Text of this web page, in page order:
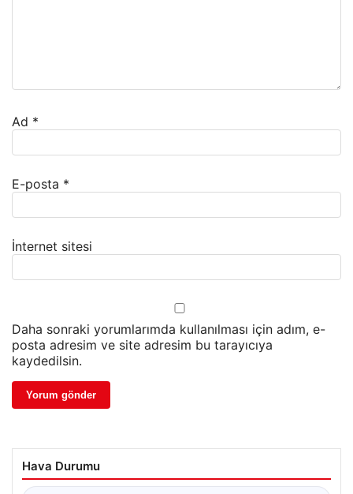
Ad *
E-posta *
İnternet sitesi
Daha sonraki yorumlarımda kullanılması için adım, e-
posta adresim ve site adresim bu tarayıcıya
kaydedilsin.
Hava Durumu